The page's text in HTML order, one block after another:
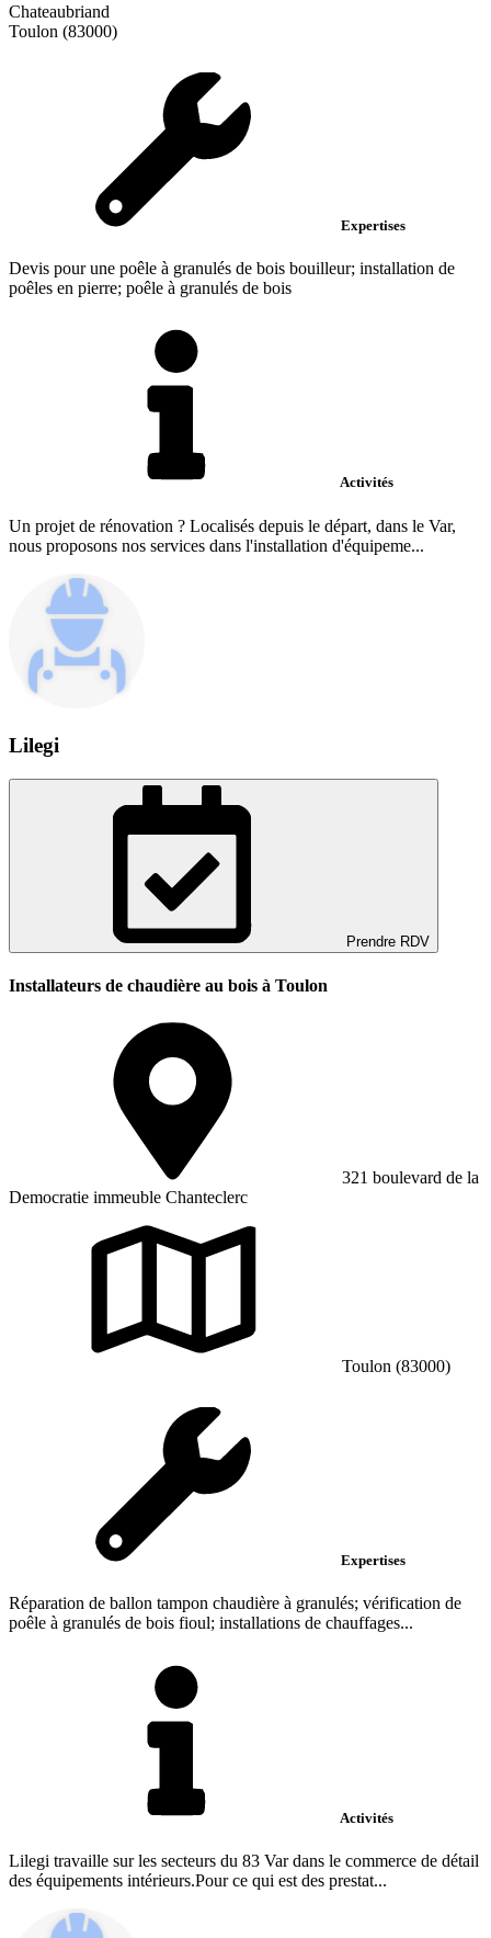
Chateaubriand
Toulon (83000)
Expertises
Devis pour une poêle à granulés de bois bouilleur; installation de
poêles en pierre; poêle à granulés de bois
Activités
Un projet de rénovation ? Localisés depuis le départ, dans le Var,
nous proposons nos services dans l'installation d'équipeme...
Lilegi
Prendre RDV
Installateurs de chaudière au bois à Toulon
321 boulevard de la
Democratie immeuble Chanteclerc
Toulon (83000)
Expertises
Réparation de ballon tampon chaudière à granulés; vérification de
poêle à granulés de bois fioul; installations de chauffages...
Activités
Lilegi travaille sur les secteurs du 83 Var dans le commerce de détail
des équipements intérieurs.Pour ce qui est des prestat...